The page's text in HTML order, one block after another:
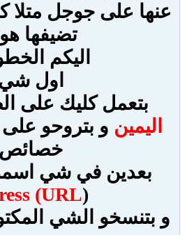
عنها على جوجل
تضيفها
اليكم
اول
بتعمل كليك على
اليمين و بتروحو
خصائص
بعدين في شي اسمو
(URL)
و بتنسخو الشي